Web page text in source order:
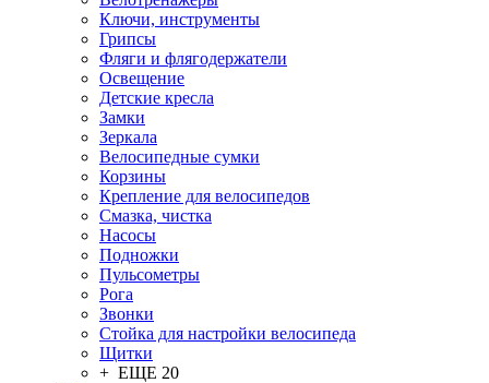
Ключи, инструменты
Грипсы
Фляги и флягодержатели
Освещение
Детские кресла
Замки
Зеркала
Велосипедные сумки
Корзины
Крепление для велосипедов
Смазка, чистка
Насосы
Подножки
Пульсометры
Рога
Звонки
Стойка для настройки велосипеда
Щитки
+ ЕЩЕ 20